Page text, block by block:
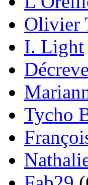
Olivier
I. Light
Tycho